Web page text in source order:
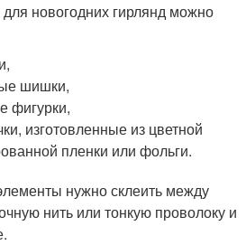
новогодних гирлянд можно
шишки,
фигурки,
изготовленные из цветной
пленки или фольги.
нужно склеить между
нить или тонкую проволоку и